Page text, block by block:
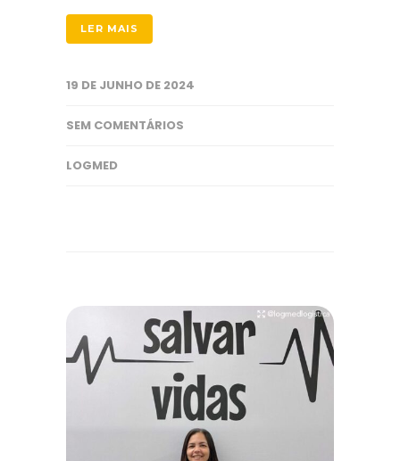
LER MAIS
19 DE JUNHO DE 2024
SEM COMENTÁRIOS
LOGMED